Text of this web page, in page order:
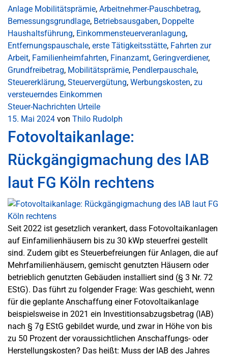
Anlage Mobilitätsprämie, Arbeitnehmer-Pauschbetrag,
Bemessungsgrundlage, Betriebsausgaben, Doppelte
Haushaltsführung, Einkommensteuerveranlagung,
Entfernungspauschale, erste Tätigkeitsstätte, Fahrten zur
Arbeit, Familienheimfahrten, Finanzamt, Geringverdiener,
Grundfreibetrag, Mobilitätsprämie, Pendlerpauschale,
Steuererklärung, Steuervergütung, Werbungskosten, zu
versteuerndes Einkommen
Steuer-Nachrichten Urteile
15. Mai 2024 von Thilo Rudolph
Fotovoltaikanlage:
Rückgängigmachung des IAB
laut FG Köln rechtens
Seit 2022 ist gesetzlich verankert, dass Fotovoltaikanlagen
auf Einfamilienhäusern bis zu 30 kWp steuerfrei gestellt
sind. Zudem gibt es Steuerbefreiungen für Anlagen, die auf
Mehrfamilienhäusern, gemischt genutzten Häusern oder
betrieblich genutzten Gebäuden installiert sind (§ 3 Nr. 72
EStG). Das führt zu folgender Frage: Was geschieht, wenn
für die geplante Anschaffung einer Fotovoltaikanlage
beispielsweise in 2021 ein Investitionsabzugsbetrag (IAB)
nach § 7g EStG gebildet wurde, und zwar in Höhe von bis
zu 50 Prozent der voraussichtlichen Anschaffungs- oder
Herstellungskosten? Das heißt: Muss der IAB des Jahres